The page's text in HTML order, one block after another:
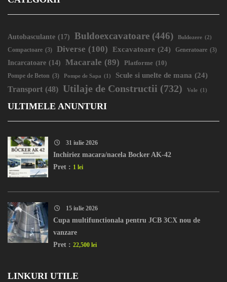
Autobasculante (17) Buldoexcavatoare (446) Buldozere (2)
Compactoare (3) Diverse (100) Excavatoare (24) Generatoare (3)
Incarcatoare (14) Macarale (89) Platforme (10)
Pompe de Beton (3) Pompe de Sapa (1) Scule si unelte de mana (24)
Transport (48) Utilaje de Constructii (732) Vole (1)
ULTIMELE ANUNTURI
31 iulie 2026
Inchiriez macara/nacela Bocker AK-42
Pret : 1 lei
15 iulie 2026
Cupa multifunctionala pentru JCB 3CX nou de
vanzare
Pret : 22,500 lei
LINKURI UTILE